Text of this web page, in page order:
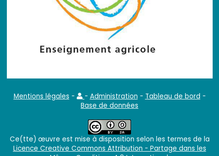
Mentions légales - - Administration - Tableau de bord -
Base de données
Ce(tte) œuvre est mise à disposition selon les termes de la
Licence Creative Commons Attribution - Partage dans les